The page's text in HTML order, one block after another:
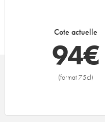
Cote actuelle
94€
(format 75cl)